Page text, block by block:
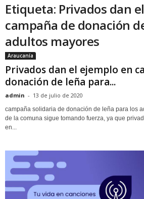
Etiqueta: Privados dan
campaña de donación
adultos mayores
Araucanía
Privados dan el ejemplo en
donación de leña para...
admin - 13 de julio de 2020
campaña solidaria de donación de leña para los
de la comuna sigue tomando fuerza, ya que
en...